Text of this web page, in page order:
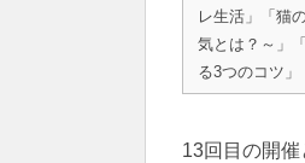
レ生活」「猫
気とは？～」
る3つのコツ
13回目の開